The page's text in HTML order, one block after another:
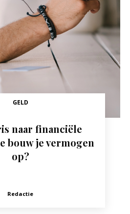
GELD
naar financiële
bouw je vermogen
op?
Redactie